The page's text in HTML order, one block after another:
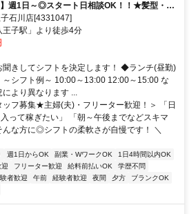
】週1日～◎スタート日相談OK！！★髪型・髪
補助あり
石川店[4331047]
王子駅」より徒歩4分
聞きしてシフトを決定します！ ◆ランチ(昼勤)
～シフト例～ 10:00～13:00 12:00～15:00 な
より異なります ...
フ募集★主婦(夫)・フリーター歓迎！＞ 「日
って稼ぎたい」 「朝～午後までなどスキマ
な方に◎シフトの柔軟さが自慢です！ ＼
週1日からOK 副業・WワークOK
1日4時間以内OK
フリーター歓迎 給料前払いOK
学歴不問
者歓迎 午前 経験者歓迎 夜間 夕方
ブランクOK